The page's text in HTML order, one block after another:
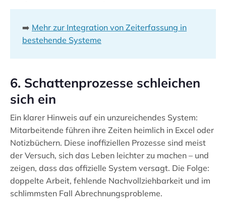
➡️ Mehr zur Integration von Zeiterfassung in
bestehende Systeme
6. Schattenprozesse schleichen
sich ein
Ein klarer Hinweis auf ein unzureichendes System:
Mitarbeitende führen ihre Zeiten heimlich in Excel oder
Notizbüchern. Diese inoffiziellen Prozesse sind meist
der Versuch, sich das Leben leichter zu machen – und
zeigen, dass das offizielle System versagt. Die Folge:
doppelte Arbeit, fehlende Nachvollziehbarkeit und im
schlimmsten Fall Abrechnungsprobleme.